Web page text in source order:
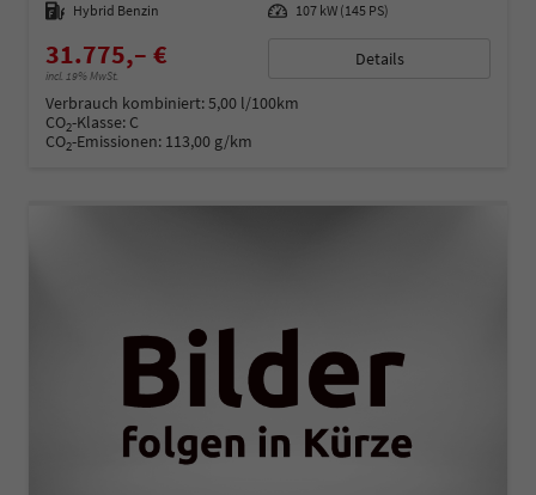
Kraftstoff Hybrid Benzin Leistung 107 kW (145 PS)
31.775,– €
incl. 19% MwSt.
Details
Verbrauch kombiniert:5,00 l/100km
CO2-Klasse: C
CO2-Emissionen: 113,00 g/km